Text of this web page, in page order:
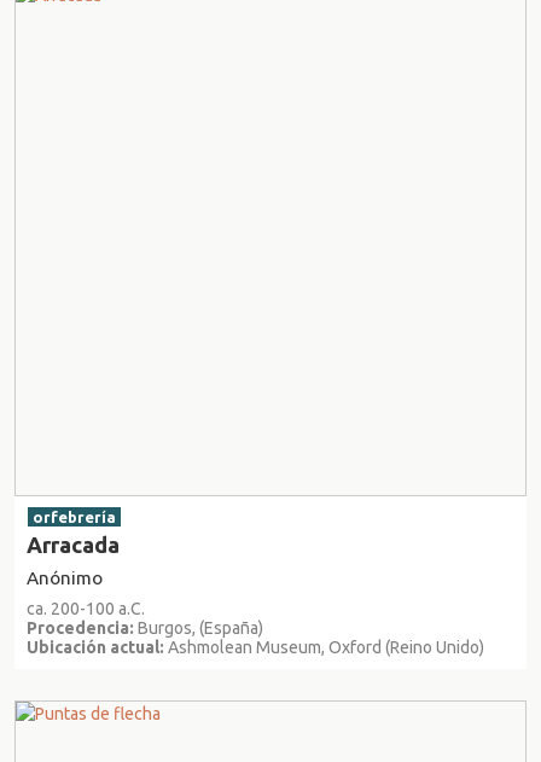
orfebrería
Arracada
Anónimo
ca. 200-100 a.C.
Procedencia: Burgos, (España)
Ubicación actual: Ashmolean Museum, Oxford (Reino Unido)